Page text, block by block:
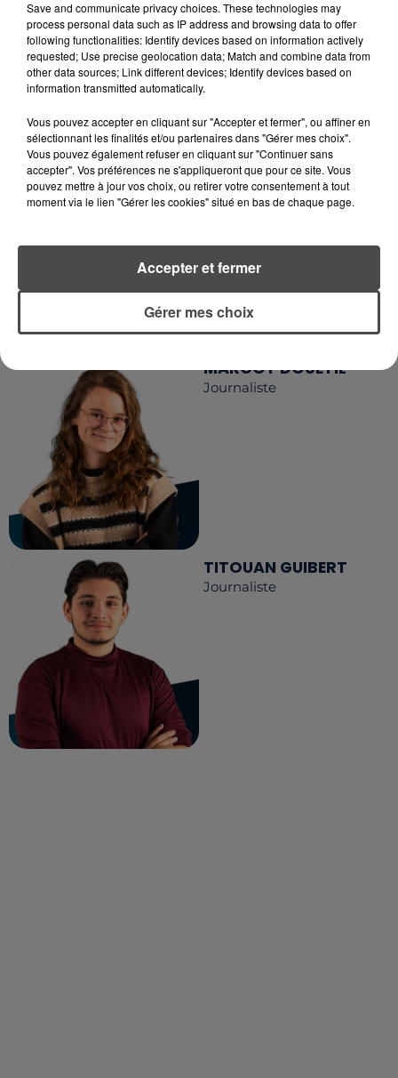
LA RÉDACTION
RCA
DIMITRI COUTAND
Journaliste
MARGOT DOUÉTIL
Journaliste
TITOUAN GUIBERT
Journaliste
Save and communicate privacy choices. These technologies may
process personal data such as IP address and browsing data to offer
following functionalities: Identify devices based on information actively
requested; Use precise geolocation data; Match and combine data from
other data sources; Link different devices; Identify devices based on
information transmitted automatically.
Vous pouvez accepter en cliquant sur "Accepter et fermer", ou affiner en
sélectionnant les finalités et/ou partenaires dans "Gérer mes choix".
Vous pouvez également refuser en cliquant sur "Continuer sans
accepter". Vos préférences ne s'appliqueront que pour ce site. Vous
pouvez mettre à jour vos choix, ou retirer votre consentement à tout
moment via le lien "Gérer les cookies" situé en bas de chaque page.
Gérer mes choix
Accepter et fermer